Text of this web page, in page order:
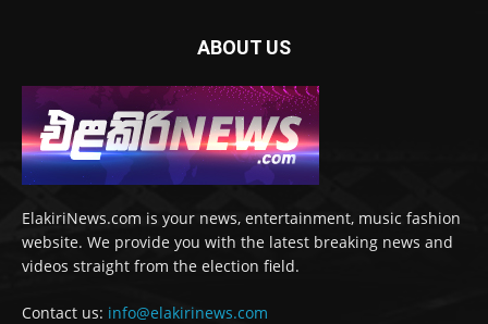
ABOUT US
ElakiriNews.com is your news, entertainment, music fashion
website. We provide you with the latest breaking news and
videos straight from the election field.
Contact us: info@elakirinews.com